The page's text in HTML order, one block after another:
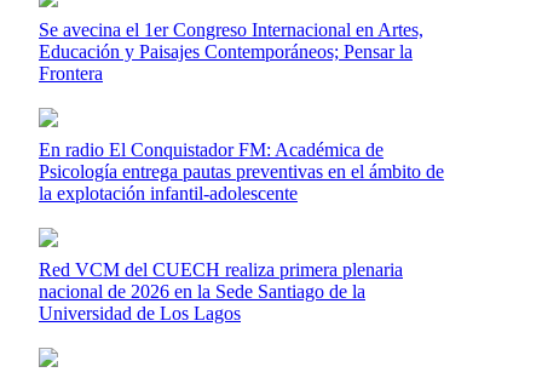
Se avecina el 1er Congreso Internacional en Artes,
Educación y Paisajes Contemporáneos; Pensar la
Frontera
En radio El Conquistador FM: Académica de
Psicología entrega pautas preventivas en el ámbito de
la explotación infantil-adolescente
Red VCM del CUECH realiza primera plenaria
nacional de 2026 en la Sede Santiago de la
Universidad de Los Lagos